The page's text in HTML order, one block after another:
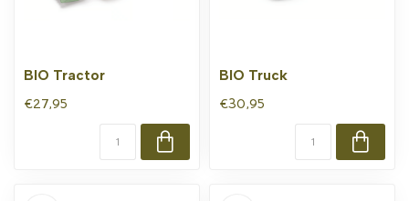
BIO Tractor
€27,95
BIO Truck
€30,95